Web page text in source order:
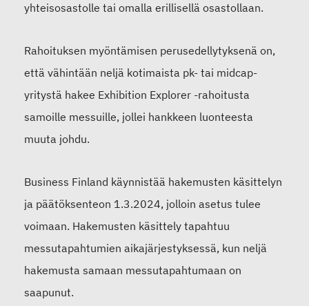
yhteisosastolle tai omalla erillisellä osastollaan.
Rahoituksen myöntämisen perusedellytyksenä on,
että vähintään neljä kotimaista pk- tai midcap-
yritystä hakee Exhibition Explorer -rahoitusta
samoille messuille, jollei hankkeen luonteesta
muuta johdu.
Business Finland käynnistää hakemusten käsittelyn
ja päätöksenteon 1.3.2024, jolloin asetus tulee
voimaan. Hakemusten käsittely tapahtuu
messutapahtumien aikajärjestyksessä, kun neljä
hakemusta samaan messutapahtumaan on
saapunut.